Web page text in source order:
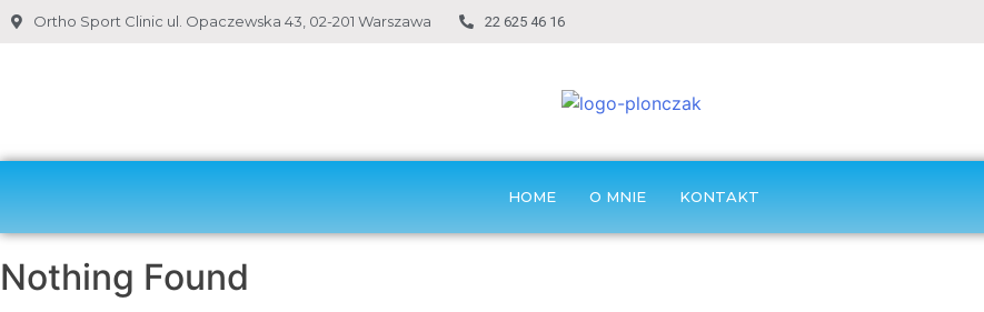
Ortho Sport Clinic ul. Opaczewska 43, 02-201 Warszawa 22 625 46 16
HOME O MNIE KONTAKT
Nothing Found